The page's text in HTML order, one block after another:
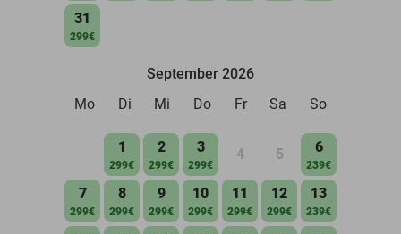
31
299€
September 2026
Mo
Di Mi Do Fr Sa So
1
299€
2
299€
3
299€
4 5 6
239€
7
299€
8
299€
9
299€
10
299€
11
299€
12
299€
13
239€